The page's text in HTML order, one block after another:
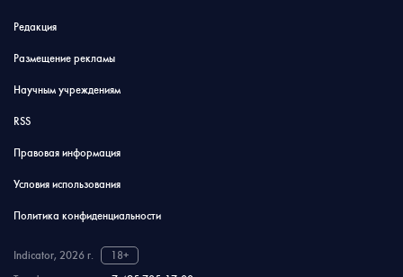
Редакция
Размещение рекламы
Научным учреждениям
RSS
Правовая информация
Условия использования
Политика конфиденциальности
Indicator, 2026 г.
18+